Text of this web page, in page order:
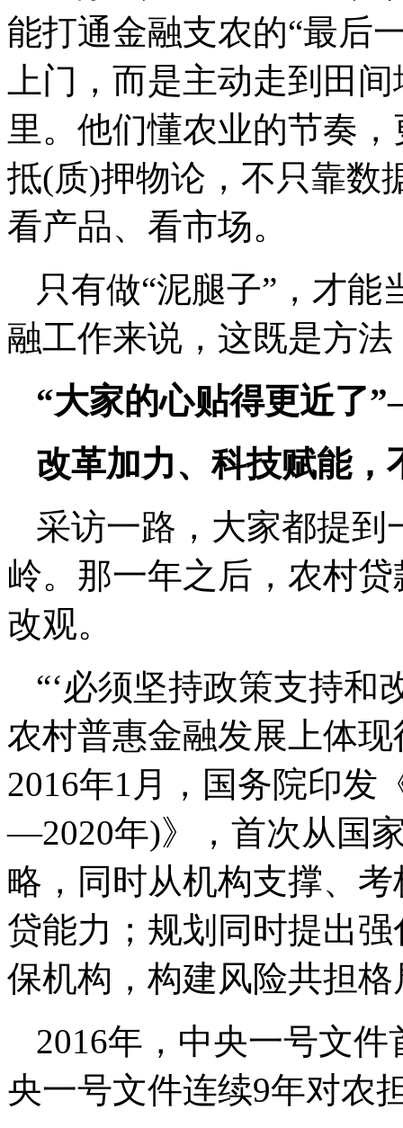
能打通金融支农的“最后
上门，而是主动走到田
里。他们懂农业的节奏
抵(质)押物论，不只靠数
看产品、看市场。
只有做“泥腿子”，才能
融工作来说，这既是方
“大家的心贴得更近
改革加力、科技赋能，
采访一路，大家都提到
岭。那一年之后，农村
改观。
“‘必须坚持政策支持和
农村普惠金融发展上体
2016年1月，国务院印发
—2020年)》，首次从国
略，同时从机构支撑、
贷能力；规划同时提出
保机构，构建风险共担格
2016年，中央一号文
央一号文件连续9年对农